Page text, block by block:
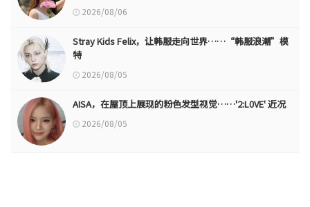
2026/08/06
Stray Kids Felix，让韩服走向世界……“韩服浪潮”模
特
2026/08/05
AISA，在屋顶上展现的粉色发型视觉……'2:L0VE' 近况
2026/08/05